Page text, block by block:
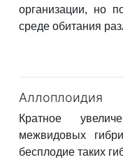
организации, но
среде обитания
Аллоплоидия
Кратное
межвидовых
бесплодие таких